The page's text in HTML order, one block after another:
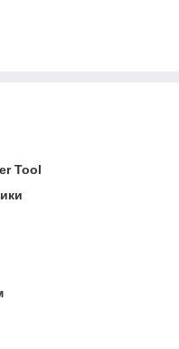
Tool